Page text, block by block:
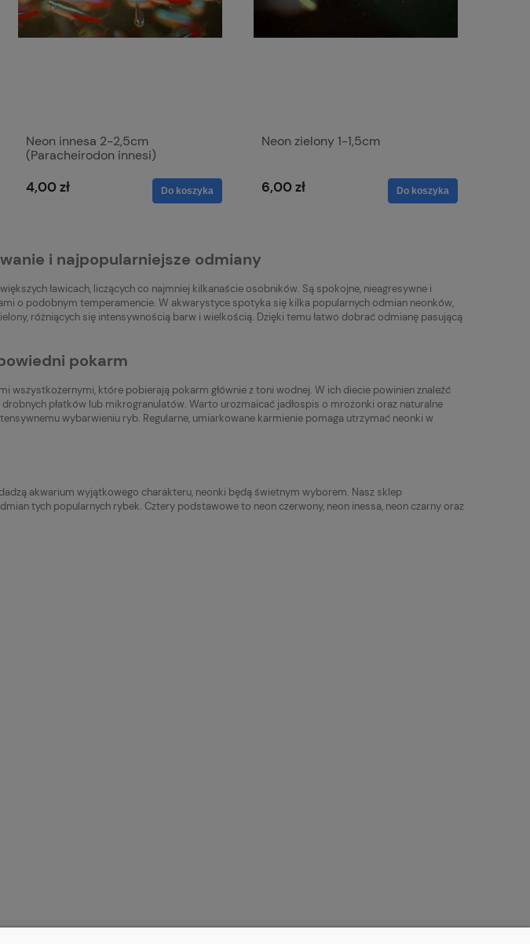
Neon innesa 2-2,5cm
(Paracheirodon innesi)
4,00 zł Do koszyka
Neon zielony 1-1,5cm
6,00 zł Do koszyka
i najpopularniejsze odmiany
ławicach, liczących co najmniej kilkanaście osobników. Są spokojne, nieagresywne i
o podobnym temperamencie. W akwarystyce spotyka się kilka popularnych odmian neonków,
różniących się intensywnością barw i wielkością. Dzięki temu łatwo dobrać odmianę pasującą
pokarm
wszystkożernymi, które pobierają pokarm głównie z toni wodnej. W ich diecie powinien znaleźć
płatków lub mikrogranulatów. Warto urozmaicać jadłospis o mrożonki oraz naturalne
wybarwieniu ryb. Regularne, umiarkowane karmienie pomaga utrzymać neonki w
akwarium wyjątkowego charakteru, neonki będą świetnym wyborem. Nasz sklep
tych popularnych rybek. Cztery podstawowe to neon czerwony, neon inessa, neon czarny oraz